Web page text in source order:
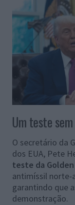
Um teste
O secretário da
dos EUA, Pete
teste da Golden
antimíssil norte-
garantindo que
demonstração.